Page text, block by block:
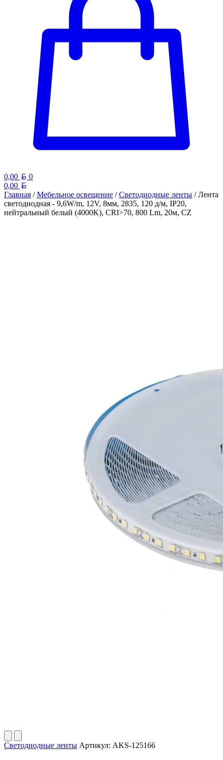
0,00 Белорусский рубль
0
0,00
Главная /Мебельное освещение /Светодиодные ленты / Лента
светодиодная - 9,6W/m, 12V, 8мм, 2835, 120 д/м, IP20,
нейтральный белый (4000K), CRI>70, 800 Lm, 20м, CZ
Светодиодные ленты Артикул: AKS-125166